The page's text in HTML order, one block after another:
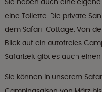
Sie haben auch eine
eine Toilette. Die private
dem Safari-Cottage. Von
Blick auf ein autofreies
Safarizelt gibt es auch
Sie können in unserem